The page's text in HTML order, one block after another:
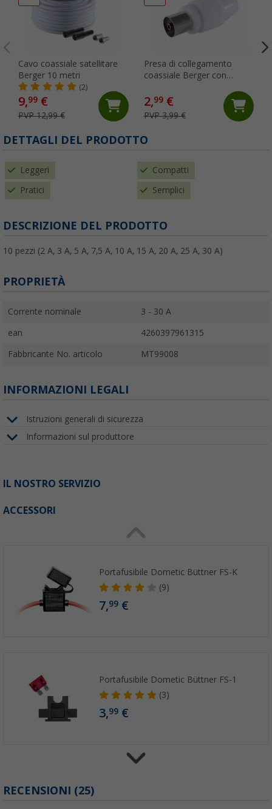
Cavo coassiale satellitare
Berger 10 metri
(2)
9,99 €
PVP 12,99 €
Presa di collegamento
coassiale Berger con
2,99€
PVP 3,99 €
DETTAGLI DEL PRODOTTO
Leggeri Compatti
Pratici Semplici
DESCRIZIONE DEL PRODOTTO
10 pezzi (2 A, 3 A, 5 A, 7,5 A, 10 A, 15 A, 20 A, 25 A, 30 A)
PROPRIETÀ
Corrente nominale 3 - 30 A
ean 4260397961315
Fabbricante No. articolo MT99008
INFORMAZIONI LEGALI
Istruzioni generali di sicurezza
Informazioni sul produttore
IL NOSTRO SERVIZIO
ACCESSORI
Portafusibile Dometic Büttner FS-K
(9)
7,99 €
Portafusibile Dometic Büttner FS-1
(3)
3,99 €
RECENSIONI (25)